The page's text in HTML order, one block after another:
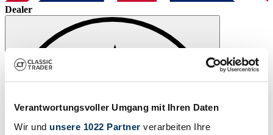
Verantwortungsvoller Umgang mit Ihren Daten
Wir und unsere 1022 Partner verarbeiten Ihre
Dealer